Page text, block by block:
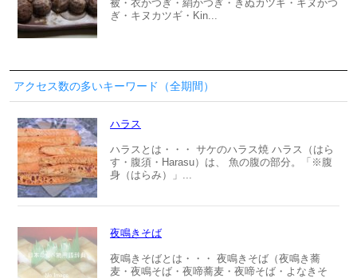
被・衣かつぎ・絹かつぎ・きぬカツギ・キヌかつ
ぎ・キヌカツギ・Kin...
アクセス数の多いキーワード（全期間）
ハラス
ハラスとは・・・ サケのハラス焼 ハラス（はら
す・腹須・Harasu）は、 魚の腹の部分。「※腹
身（はらみ）」...
夜鳴きそば
夜鳴きそばとは・・・ 夜鳴きそば（夜鳴き蕎
麦・夜鳴そば・夜啼蕎麦・夜啼そば・よなきそ